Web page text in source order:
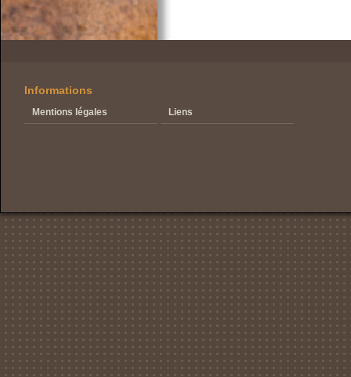
Informations
Mentions légales Liens